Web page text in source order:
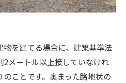
を建てる場合に、建築基準法
2メ－トル以上接していなけれ
ことです。奥まった路地状の